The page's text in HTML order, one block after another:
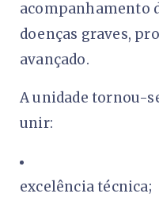
acompanhamento
doenças graves,
avançado.
A unidade tornou-
unir:
excelência técnica;